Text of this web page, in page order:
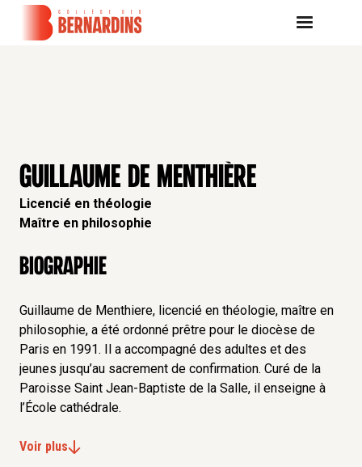
GUILLAUME DE MENTHIÈRE
Licencié en théologie
Maître en philosophie
Biographie
Guillaume de Menthiere, licencié en théologie, maître en
philosophie, a été ordonné prêtre pour le diocèse de
Paris en 1991. Il a accompagné des adultes et des
jeunes jusqu’au sacrement de confirmation. Curé de la
Paroisse Saint Jean-Baptiste de la Salle, il enseigne à
l’École cathédrale.
Voir plus